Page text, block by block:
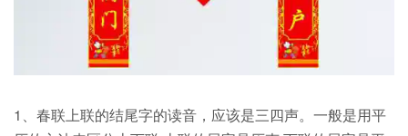
1、春联上联的结尾字的读音，应该是三四声。一般是用平